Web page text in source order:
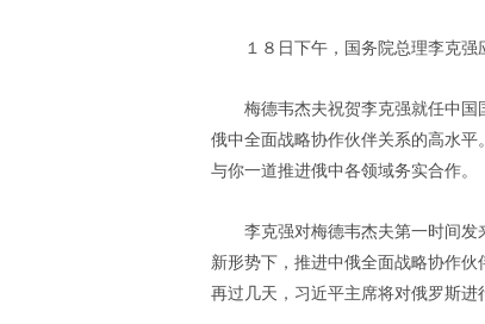
１８日下午，国务院总理李克强
梅德韦杰夫祝贺李克强就任中
俄中全面战略协作伙伴关系的高水平
与你一道推进俄中各领域务实合作。
李克强对梅德韦杰夫第一时间发
新形势下，推进中俄全面战略协作伙
再过几天，习近平主席将对俄罗斯进